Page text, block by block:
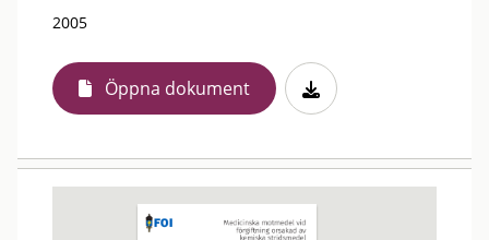
2005
Öppna dokument